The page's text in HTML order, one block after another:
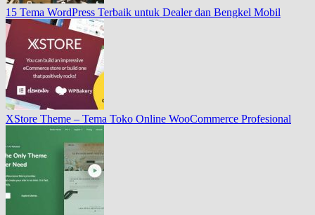
15 Tema WordPress Terbaik untuk Dealer dan Bengkel Mobil
XStore Theme – Tema Toko Online WooCommerce Profesional